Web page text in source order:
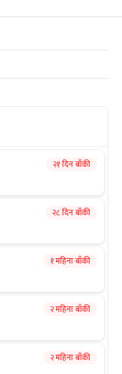
२१ दिन बाँकी
२८ दिन बाँकी
१ महिना बाँकी
२ महिना बाँकी
२ महिना बाँकी